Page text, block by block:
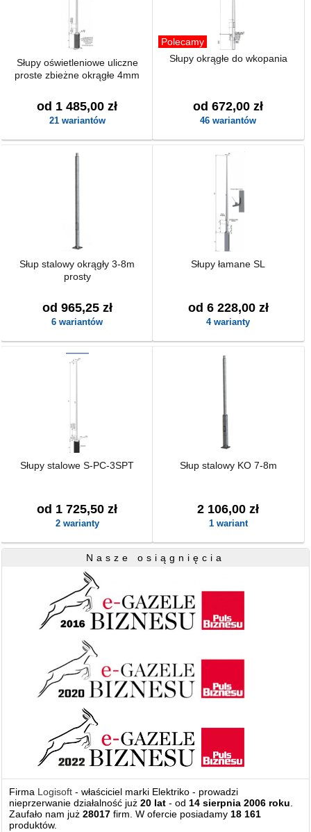
Słupy oświetleniowe uliczne
proste zbieżne okrągłe 4mm
od 1 485,00 zł
21 wariantów
Polecamy
Słupy okrągłe do wkopania
od 672,00 zł
46 wariantów
Słup stalowy okrągły 3-8m
prosty
od 965,25 zł
6 wariantów
Słupy łamane SL
od 6 228,00 zł
4 warianty
Słupy stalowe S-PC-3SPT
od 1 725,50 zł
2 warianty
Słup stalowy KO 7-8m
2 106,00 zł
1 wariant
Nasze osiągnięcia
Firma Logisoft - właściciel marki Elektriko - prowadzi
nieprzerwanie działalność już20 lat - od14 sierpnia 2006 roku.
Zaufało nam już28017 firm. W ofercie posiadamy18 161
produktów.